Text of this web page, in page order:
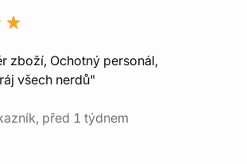
zboží, Ochotný personál,
všech nerdů"
před 1 týdnem